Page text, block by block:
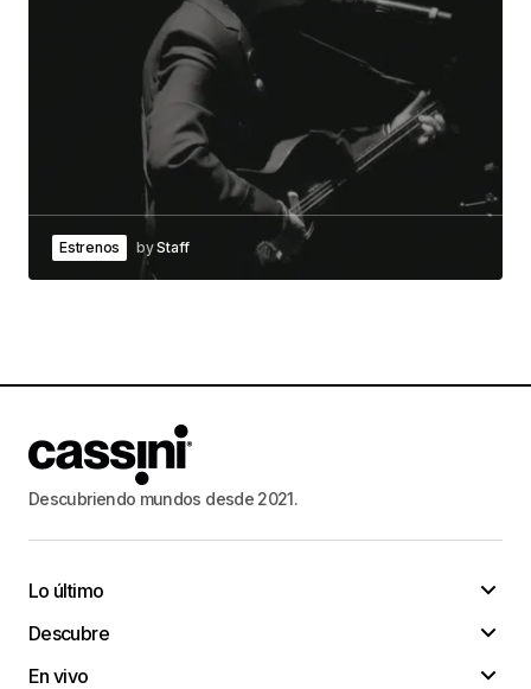
Estrenos byStaff
Descubriendo mundos desde 2021.
Lo último
Descubre
En vivo